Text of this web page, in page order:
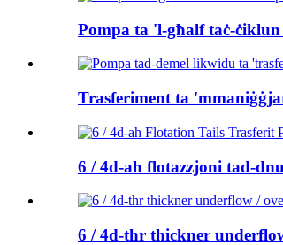
Pompa ta 'l-għalf taċ-
Trasferiment ta
6 / 4d-ah flotazzjoni tad-
6 / 4d-thr thickner